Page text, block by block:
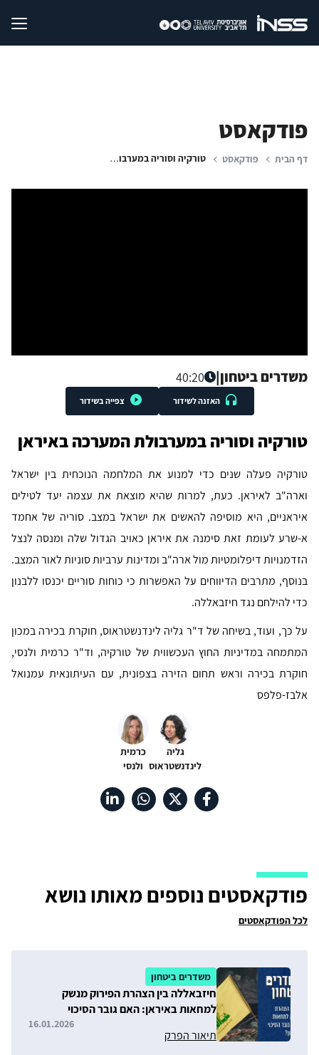
פודקאסט
דף הבית פודקאסט טורקיה וסוריה במערבולת המערכה באיראן
משדרים ביטחון|
40:20
האזנה לשידור צפייה בשידור
טורקיה וסוריה במערבולת המערכה באיראן
טורקיה פעלה שנים כדי למנוע את המלחמה הנוכחית בין ישראל
וארה"ב לאיראן. כעת, למרות שהיא מוצאת את עצמה יעד לטילים
איראניים, היא מוסיפה להאשים את ישראל במצב. סוריה של אחמד
א-שרע לעומת זאת סימנה את איראן כאויב הגדול שלה ומנסה לנצל
הזדמנויות דיפלומטיות מול ארה"ב ומדינות ערביות סוניות לאור המצב.
בנוסף, מתרבים הדיווחים על האפשרות כי כוחות סוריים יכנסו ללבנון
כדי להילחם נגד חיזבאללה.
על כך, ועוד, בשיחה של ד"ר גליה לינדנשטראוס, חוקרת בכירה במכון
המתמחה במדיניות החוץ העכשווית של טורקיה, וד"ר כרמית ולנסי,
חוקרת בכירה וראש תחום הזירה בצפונית, עם העיתונאית עמנואל
אלבז-פלפס
גליה
לינדנשטראוס
כרמית
ולנסי
פודקאסטים נוספים מאותו נושא
לכל הפודקאסטים
משדרים ביטחון
חיזבאללה בין הצהרת הפירוק מנשק
למחאות באיראן: האם גובר הסיכוי
תיאור הפרק
16.01.2026